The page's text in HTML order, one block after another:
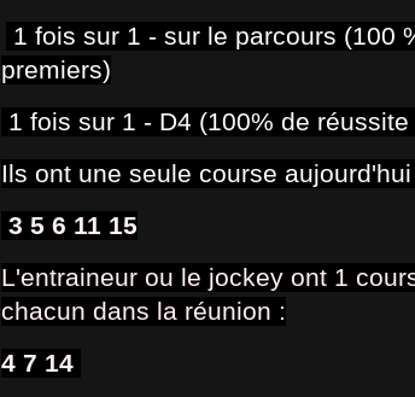
1 fois sur 1 - sur le parcours (100
premiers)
1 fois sur 1 - D4 (100% de
Ils ont une seule course
3 5 6 11 15
L'entraineur ou le jockey ont 1
chacun dans la réunion :
4 7 14